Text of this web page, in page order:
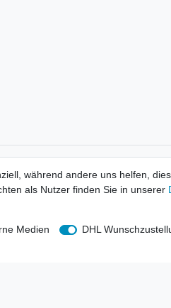
verkaufen
während andere uns helfen,
als Nutzer finden Sie in unserer
Medien
DHL